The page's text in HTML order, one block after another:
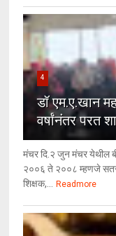
4
डॉ एम.ए.खान
वर्षांनंतर परत
मंचर दि.२ जुन मंचर येथील
२००६ ते २००८ म्हणजे सतरा
शिक्षक,... Readmore